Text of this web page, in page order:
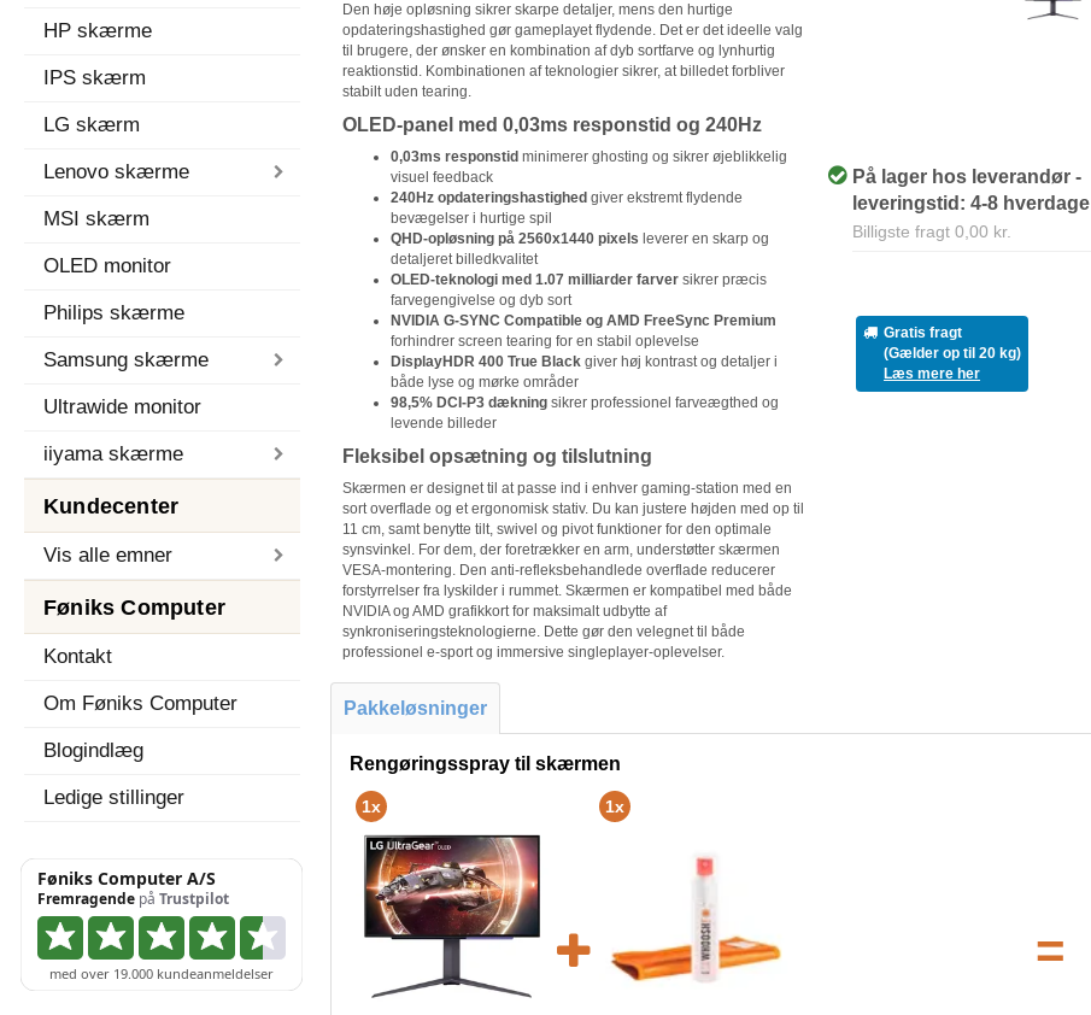
HP skærme
IPS skærm
LG skærm
Lenovo skærme
MSI skærm
OLED monitor
Philips skærme
Samsung skærme
Ultrawide monitor
iiyama skærme
Kundecenter
Vis alle emner
Føniks Computer
Kontakt
Om Føniks Computer
Blogindlæg
Ledige stillinger
Den høje opløsning sikrer skarpe detaljer, mens den hurtige
opdateringshastighed gør gameplayet flydende. Det er det ideelle valg
til brugere, der ønsker en kombination af dyb sortfarve og lynhurtig
reaktionstid. Kombinationen af teknologier sikrer, at billedet forbliver
stabilt uden tearing.
OLED-panel med 0,03ms responstid og 240Hz
0,03ms responstid minimerer ghosting og sikrer øjeblikkelig
visuel feedback
240Hz opdateringshastighed giver ekstremt flydende
bevægelser i hurtige spil
QHD-opløsning på 2560x1440 pixels leverer en skarp og
detaljeret billedkvalitet
OLED-teknologi med 1.07 milliarder farversikrer præcis
farvegengivelse og dyb sort
NVIDIA G-SYNC Compatible og AMD FreeSync Premium
forhindrer screen tearing for en stabil oplevelse
DisplayHDR 400 True Blackgiver høj kontrast og detaljer i
både lyse og mørke områder
98,5% DCI-P3 dækningsikrer professionel farveægthed og
levende billeder
Fleksibel opsætning og tilslutning
Skærmen er designet til at passe ind i enhver gaming-station med en
sort overflade og et ergonomisk stativ. Du kan justere højden med op til
11 cm, samt benytte tilt, swivel og pivot funktioner for den optimale
synsvinkel. For dem, der foretrækker en arm, understøtter skærmen
VESA-montering. Den anti-refleksbehandlede overflade reducerer
forstyrrelser fra lyskilder i rummet. Skærmen er kompatibel med både
NVIDIA og AMD grafikkort for maksimalt udbytte af
synkroniseringsteknologierne. Dette gør den velegnet til både
professionel e-sport og immersive singleplayer-oplevelser.
På lager hos leverandør -
leveringstid: 4-8 hverdage
Billigste fragt 0,00 kr.
Gratis fragt
(Gælder op til 20 kg)
Læs mere her
Pakkeløsninger
Rengøringsspray til skærmen
1x 1x
=